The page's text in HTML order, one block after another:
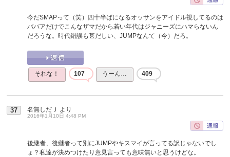
今だSMAPって（笑）四十半ばになるオッサンをアイドル視してるのは
ババアだけでこんなザマだから若い年代はジャニーズにハマらないん
だろうな。時代錯誤も甚だしい、JUMPなんて（今）だろ。
それな！ 107 うーん… 409
37 名無しだＪ より
2016年1月10日 4:48 PM
後継者、後継者って別にJUMPやキスマイが言ってる訳じゃないでし
ょ？私達が決めつけたり意見言っても意味無いと思うけどな。